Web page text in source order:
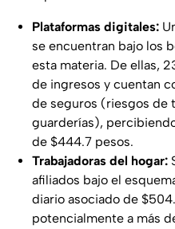
Plataformas digitales:
se encuentran bajo los
esta materia. De ellas,
de ingresos y cuentan
de seguros (riesgos de
guarderías),
de $444.7 pesos.
Trabajadoras del hogar:
afiliados bajo el
diario asociado de
potencialmente a más